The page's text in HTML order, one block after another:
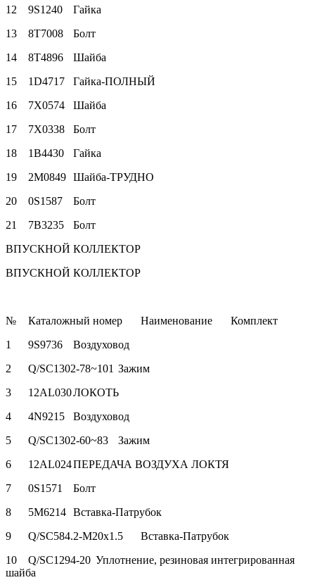
12 9S1240
Гайка
13
8T7008
Болт
14
8T4896
Шайба
15
1D4717
Гайка-ПОЛНЫЙ
16
7X0574
Шайба
17
7X0338
Болт
18
1B4430
Гайка
19
2M0849 Шайба-ТРУДНО
20
0S1587
Болт
21
7B3235
Болт
ВПУСКНОЙ КОЛЛЕКТОР
ВПУСКНОЙ КОЛЛЕКТОР
№ Каталожный номер Наименование
Комплект
1
9S9736
Воздуховод
2
Q/SC1302-78~101 Зажим
3
12AL030ЛОКОТЬ
4
4N9215
Воздуховод
5
Q/SC1302-60~83
Зажим
6
12AL024ПЕРЕДАЧА ВОЗДУХА ЛОКТЯ
7
0S1571
Болт
8
5M6214 Вставка-Патрубок
9
Q/SC584.2-M20x1.5
Вставка-Патрубок
10
Q/SC1294-20 Уплотнение, резиновая интегрированная
шайба